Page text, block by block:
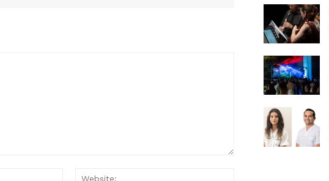
Email:*